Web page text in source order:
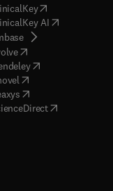
(opens in new
AI( opens in
(
opens in new tab/
( opens in new tab/
( opens in new tab/
opens in new tab/
opens in new tab/
( opens in new